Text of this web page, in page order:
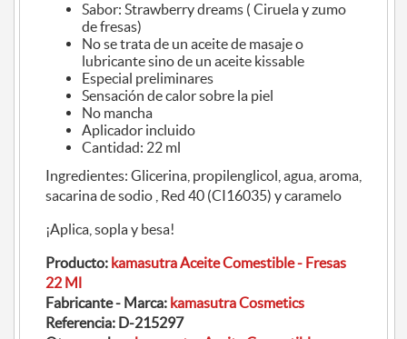
Sabor: Strawberry dreams ( Ciruela y zumo
de fresas)
No se trata de un aceite de masaje o
lubricante sino de un aceite kissable
Especial preliminares
Sensación de calor sobre la piel
No mancha
Aplicador incluido
Cantidad: 22 ml
Ingredientes: Glicerina, propilenglicol, agua, aroma,
sacarina de sodio , Red 40 (CI16035) y caramelo
¡Aplica, sopla y besa!
Producto: kamasutra Aceite Comestible - Fresas
22 Ml
Fabricante - Marca: kamasutra Cosmetics
Referencia: D-215297